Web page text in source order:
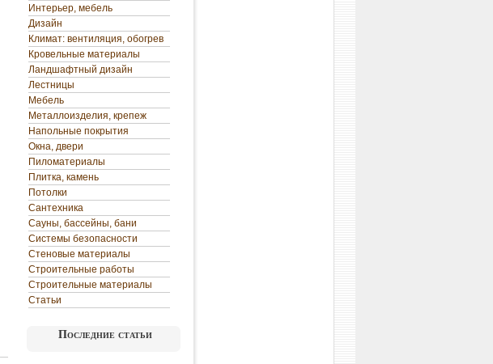
Интерьер, мебель
Дизайн
Климат: вентиляция, обогрев
Кровельные материалы
Ландшафтный дизайн
Лестницы
Мебель
Металлоизделия, крепеж
Напольные покрытия
Окна, двери
Пиломатериалы
Плитка, камень
Потолки
Сантехника
Сауны, бассейны, бани
Системы безопасности
Стеновые материалы
Строительные работы
Строительные материалы
Статьи
Последние статьи